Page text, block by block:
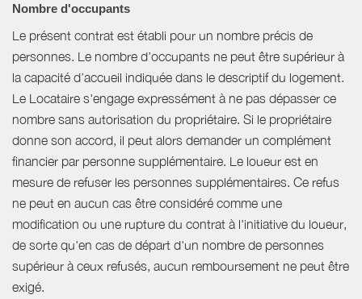
Nombre d'occupants
Le présent contrat est établi pour un nombre précis de
personnes. Le nombre d’occupants ne peut être supérieur à
la capacité d’accueil indiquée dans le descriptif du logement.
Le Locataire s'engage expressément à ne pas dépasser ce
nombre sans autorisation du propriétaire. Si le propriétaire
donne son accord, il peut alors demander un complément
financier par personne supplémentaire. Le loueur est en
mesure de refuser les personnes supplémentaires. Ce refus
ne peut en aucun cas être considéré comme une
modification ou une rupture du contrat à l'initiative du loueur,
de sorte qu'en cas de départ d'un nombre de personnes
supérieur à ceux refusés, aucun remboursement ne peut être
exigé.